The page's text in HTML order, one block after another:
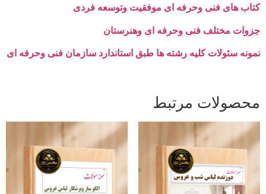
کتاب های فنی وحرفه ای موفقیت وتوسعه فردی
جزوات مختلف فنی وحرفه ای وهنرستان
نمونه سئولات کلیه رشته ها طبق استاندارد سازمان فنی وحرفه ای
محصولات مرتبط